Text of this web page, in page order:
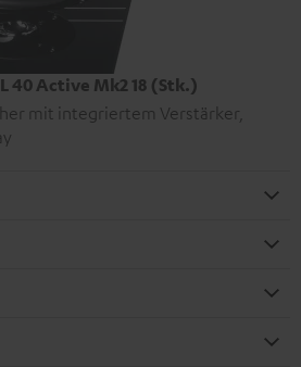
40 Active Mk2 18 (Stk.)
mit integriertem Verstärker,